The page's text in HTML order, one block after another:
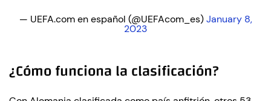
— UEFA.com en español (@UEFAcom_es)January 8,
2023
¿Cómo funciona la clasificación?